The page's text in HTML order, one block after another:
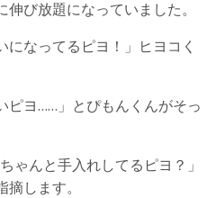
び放題になっていました。
になってるピヨ！」ヒヨコく
ピヨ……」とぴもんくんがそっ
ゃんと手入れしてるピヨ？」
します。